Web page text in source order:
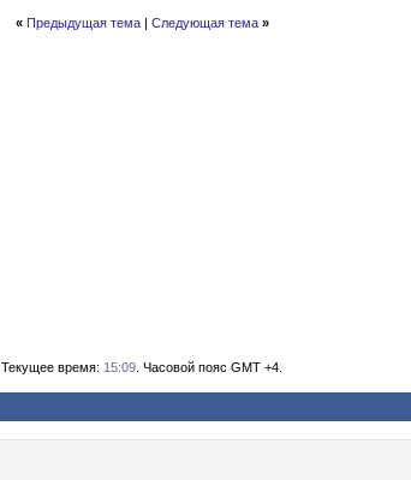
« Предыдущая тема| Следующая тема »
Текущее время: 15:09 . Часовой пояс GMT +4.